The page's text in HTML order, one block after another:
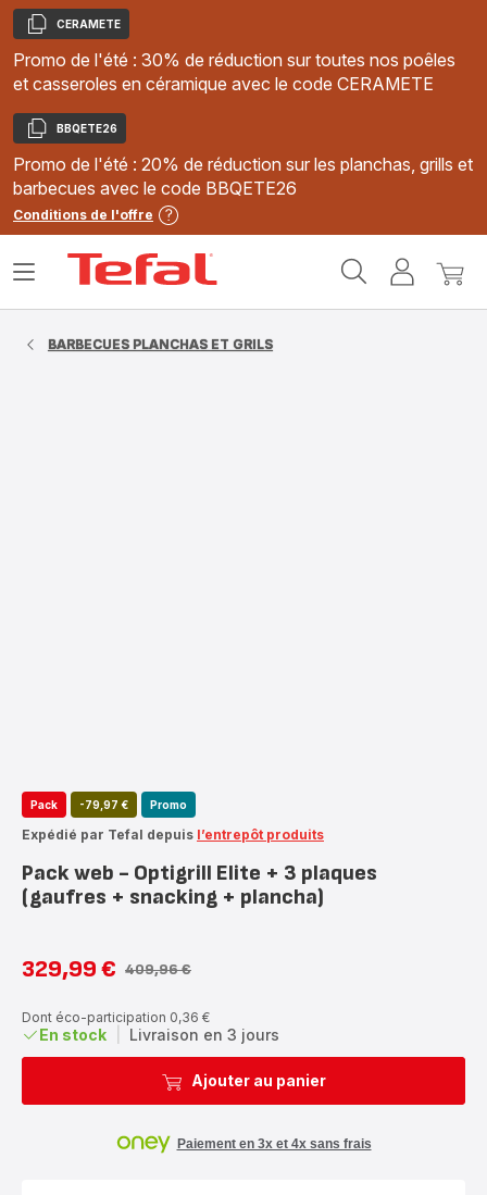
Copier
CERAMETE
Promo de l'été : 30% de réduction sur toutes nos poêles
et casseroles en céramique avec le code CERAMETE
Copier
BBQETE26
Promo de l'été : 20% de réduction sur les planchas, grills et
barbecues avec le code BBQETE26
Conditions de l'offre
MonMon
Ouvrir
BARBECUES PLANCHAS ET GRILS
Pack -79,97 € Promo
Expédié par Tefal depuis l’entrepôt produits
Pack web - Optigrill Elite + 3 plaques
(gaufres + snacking + plancha)
Prix
réduction
329,99 €
Prix
409,96 €
Dont éco-participation 0,36 €
En stock Livraison en 3 jours
Ajouter au panier
Paiement en 3x et 4x sans frais